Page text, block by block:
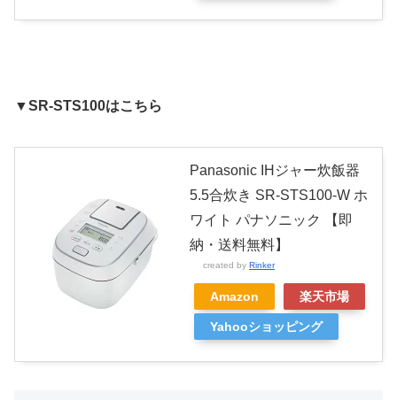
▼SR-STS100はこちら
Panasonic IHジャー炊飯器
5.5合炊き SR-STS100-W ホ
ワイト パナソニック 【即
納・送料無料】
created by Rinker
Amazon 楽天市場
Yahooショッピング